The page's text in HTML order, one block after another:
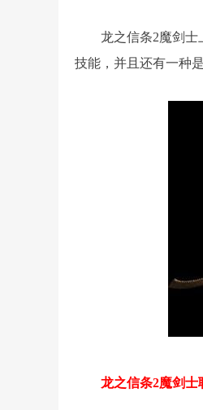
龙之信条2魔剑
技能，并且还有一种
龙之信条2魔剑士